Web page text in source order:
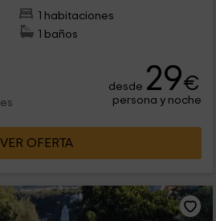
1 habitaciones
1 baños
desde 29€
persona y noche
VER OFERTA